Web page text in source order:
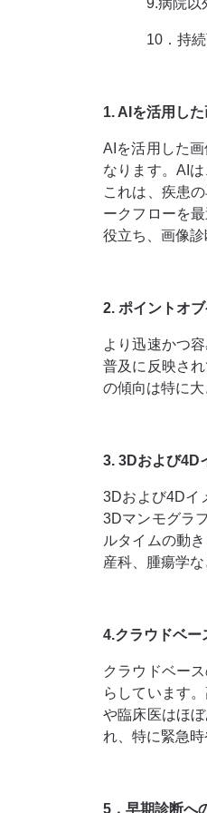
9.病院以
10．持
1. AIを活用し
AIを活用した
なります。AI
これは、疾患
ークフローを
役立ち、画像
2. ポイントオ
より迅速かつ
普及に反映さ
の傾向は特に大
3. 3Dおよび4D
3Dおよび4Dイ
3Dマンモグラ
ルタイムの動
産科、腫瘍学
4.クラウドベー
クラウドベー
らしています
や臨床医はほ
れ、特に緊急
5．早期診断へ